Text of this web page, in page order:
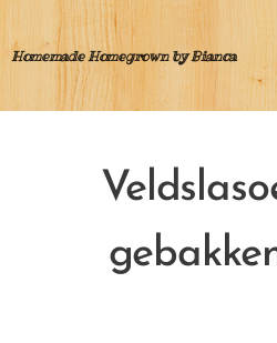
Homemade Homegrown by Bianca